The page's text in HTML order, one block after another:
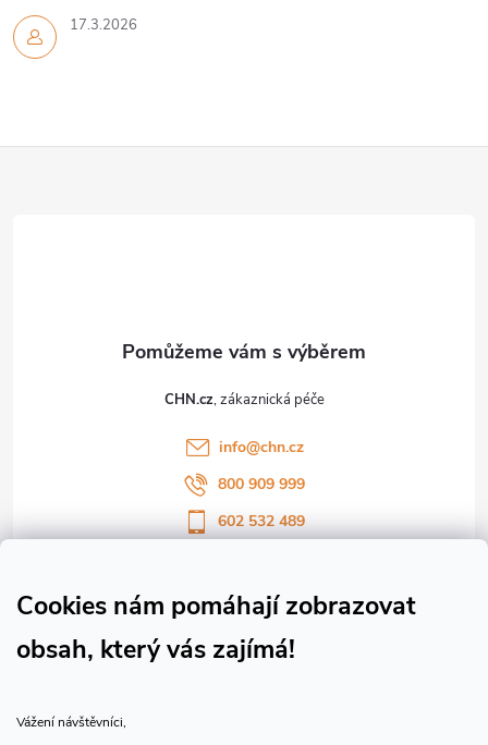
Cookies nám pomáhají zobrazovat
obsah, který vás zajímá!
Vážení návštěvníci,
17.3.2026
CHN.cz
info@chn.cz
800 909 999
602 532 489
Sledujte náš vlog CHN_CZ